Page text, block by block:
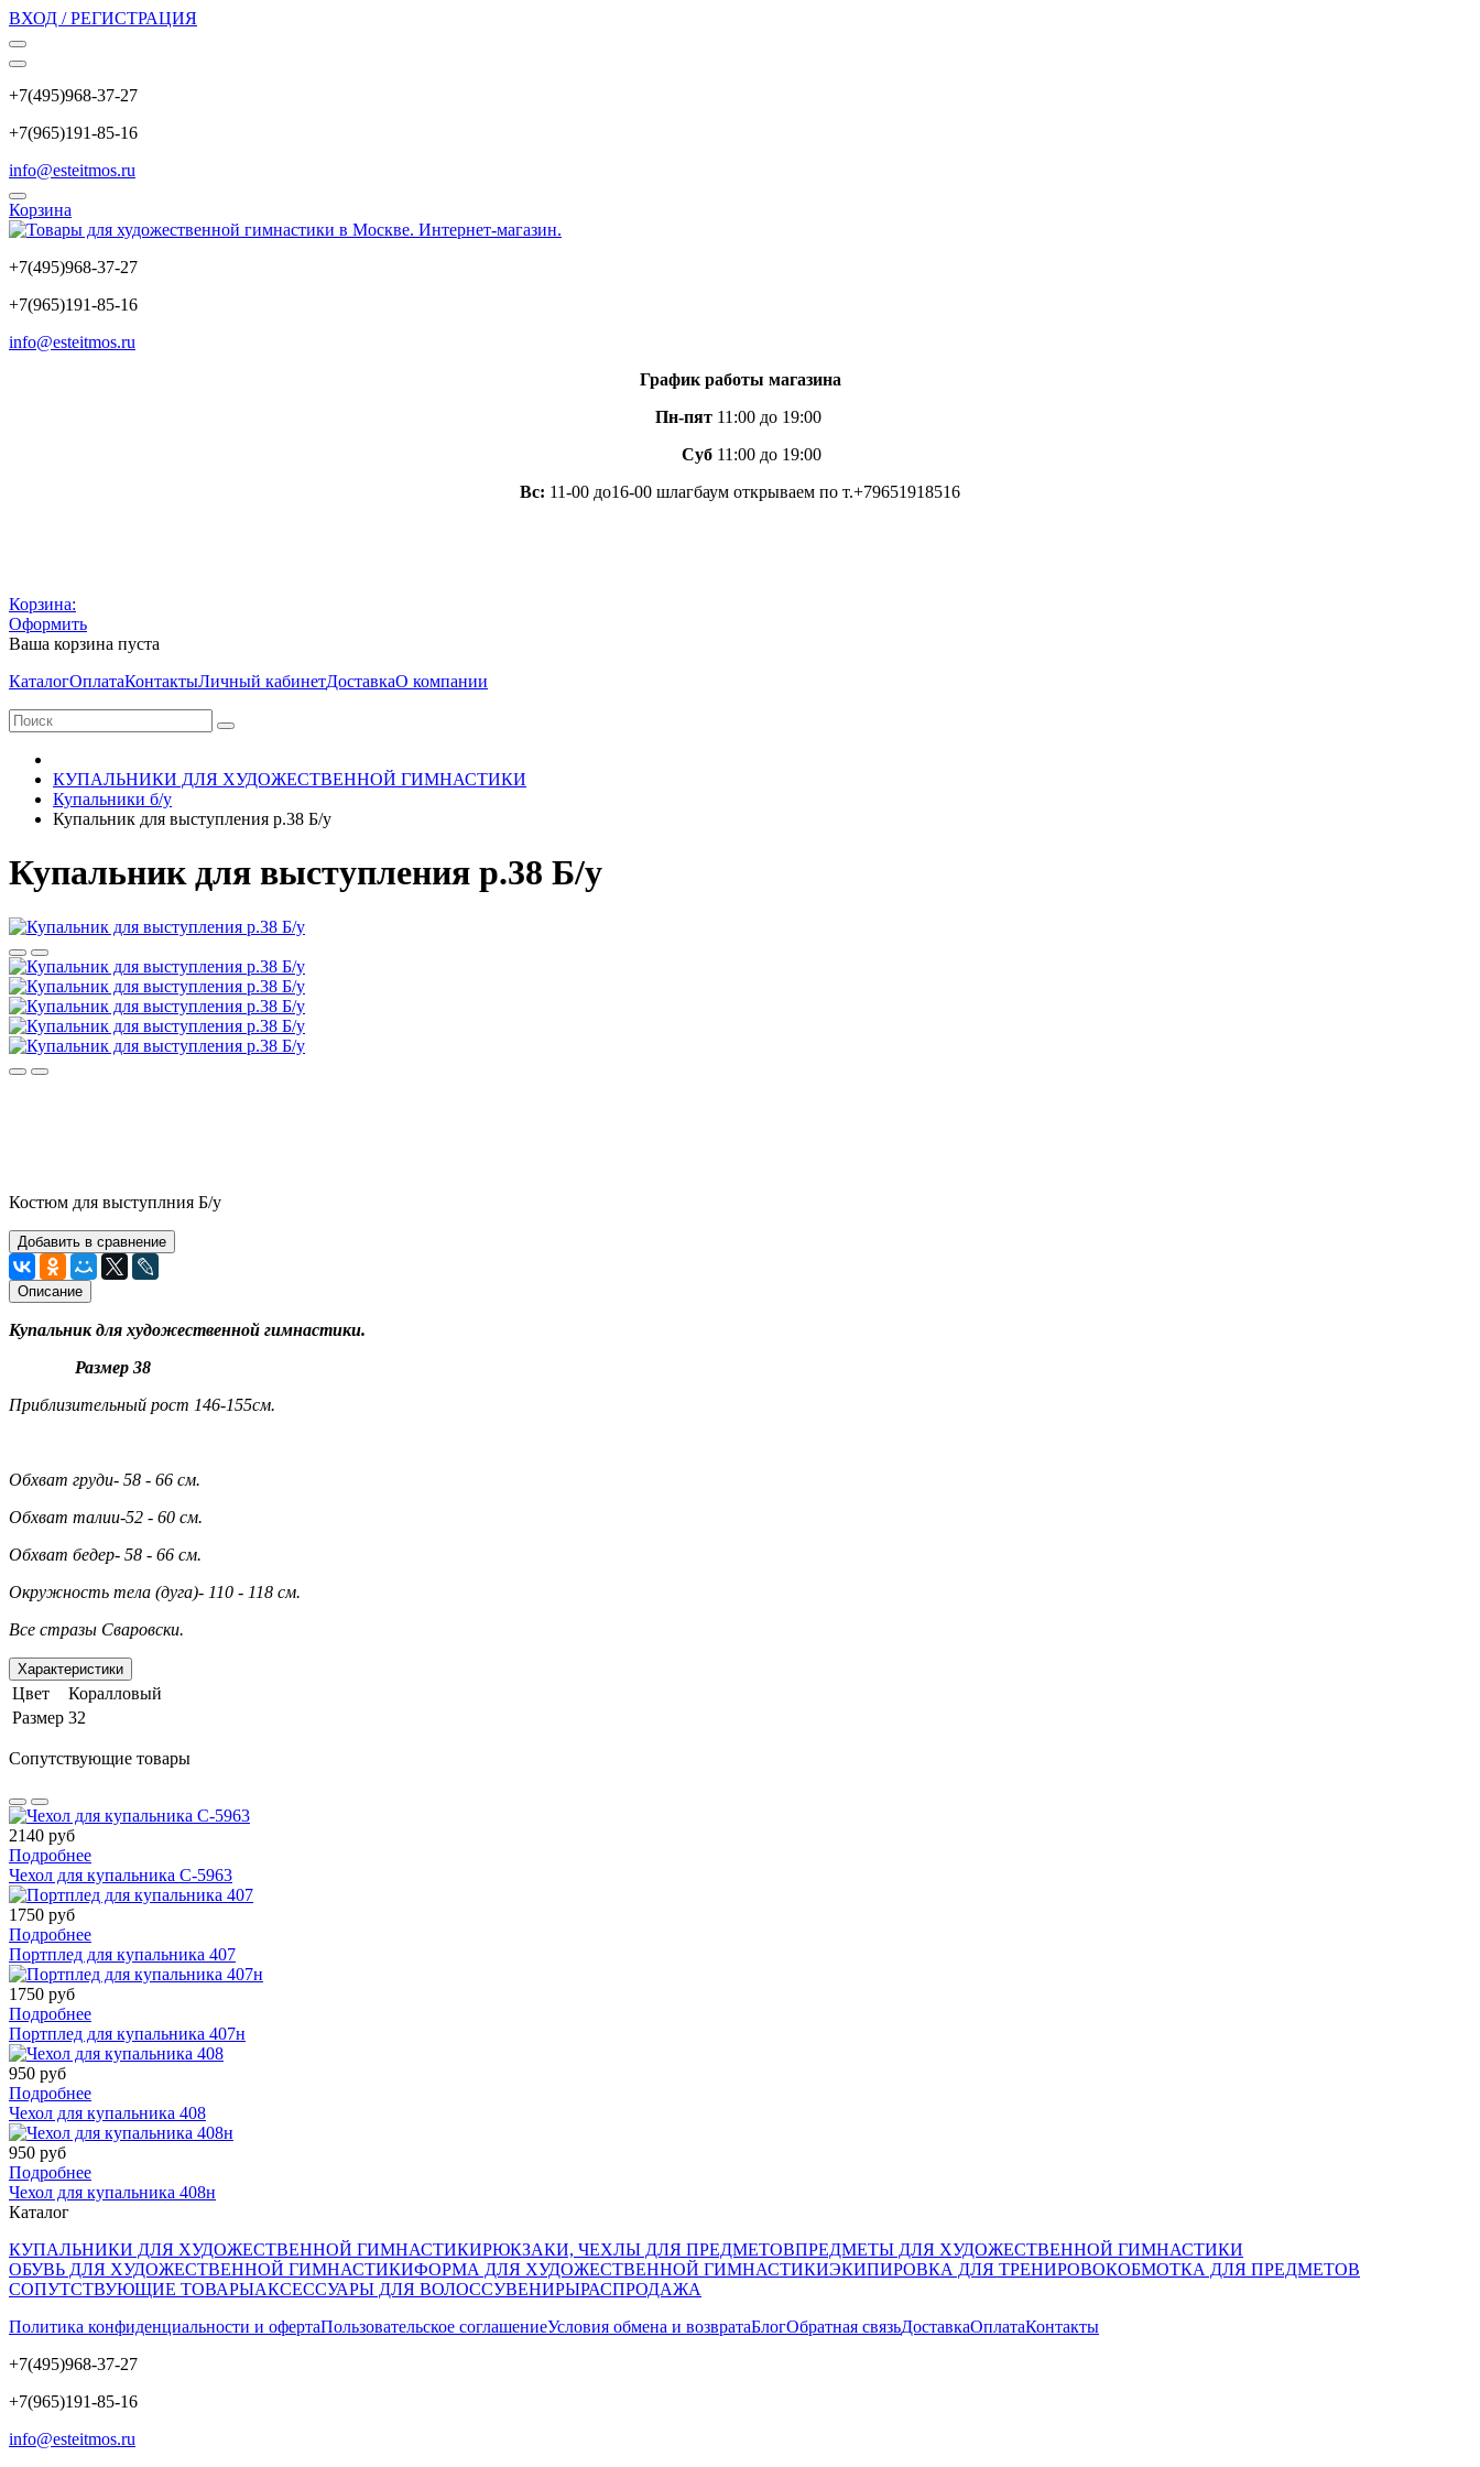
ВХОД / РЕГИСТРАЦИЯ
+7(495)968-37-27
+7(965)191-85-16
info@esteitmos.ru
Корзина
+7(495)968-37-27
+7(965)191-85-16
info@esteitmos.ru
График работы магазина
Пн-пят11:00 до 19:00
Суб11:00 до 19:00
Вс: 11-00 до16-00 шлагбаум открываем по т.+79651918516
Корзина:
Оформить
Ваша корзина пуста
КаталогОплатаКонтактыЛичный кабинетДоставкаО компании
КУПАЛЬНИКИ ДЛЯ ХУДОЖЕСТВЕННОЙ ГИМНАСТИКИ
Купальники б/у
Купальник для выступления р.38 Б/у
Купальник для выступления р.38 Б/у
Костюм для выступлния Б/у
Добавить в сравнение
Описание
Купальник для художественной гимнастики.
Размер 38
Приблизительный рост 146-155см.
Обхват груди- 58 - 66 см.
Обхват талии-52 - 60 см.
Обхват бедер- 58 - 66 см.
Окружность тела (дуга)- 110 - 118 см.
Все стразы Сваровски.
Характеристики
Цвет
Коралловый
Размер 32
Сопутствующие товары
2140 руб
Подробнее
Чехол для купальника С-5963
1750 руб
Подробнее
Портплед для купальника 407
1750 руб
Подробнее
Портплед для купальника 407н
950 руб
Подробнее
Чехол для купальника 408
950 руб
Подробнее
Чехол для купальника 408н
Каталог
КУПАЛЬНИКИ ДЛЯ ХУДОЖЕСТВЕННОЙ ГИМНАСТИКИРЮКЗАКИ, ЧЕХЛЫ ДЛЯ ПРЕДМЕТОВПРЕДМЕТЫ ДЛЯ ХУДОЖЕСТВЕННОЙ ГИМНАСТИКИ
ОБУВЬ ДЛЯ ХУДОЖЕСТВЕННОЙ ГИМНАСТИКИФОРМА ДЛЯ ХУДОЖЕСТВЕННОЙ ГИМНАСТИКИЭКИПИРОВКА ДЛЯ ТРЕНИРОВОКОБМОТКА ДЛЯ ПРЕДМЕТОВ
СОПУТСТВУЮЩИЕ ТОВАРЫАКСЕССУАРЫ ДЛЯ ВОЛОССУВЕНИРЫРАСПРОДАЖА
Политика конфиденциальности и офертаПользовательское соглашениеУсловия обмена и возвратаБлогОбратная связьДоставкаОплатаКонтакты
+7(495)968-37-27
+7(965)191-85-16
info@esteitmos.ru